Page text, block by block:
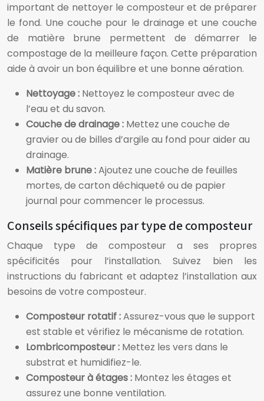
important de nettoyer le composteur et de préparer
le fond. Une couche pour le drainage et une couche
de matière brune permettent de démarrer le
compostage de la meilleure façon. Cette préparation
aide à avoir un bon équilibre et une bonne aération.
Nettoyage : Nettoyez le composteur avec de
l’eau et du savon.
Couche de drainage : Mettez une couche de
gravier ou de billes d’argile au fond pour aider au
drainage.
Matière brune :Ajoutez une couche de feuilles
mortes, de carton déchiqueté ou de papier
journal pour commencer le processus.
Conseils spécifiques par type de composteur
Chaque type de composteur a ses propres
spécificités pour l’installation. Suivez bien les
instructions du fabricant et adaptez l’installation aux
besoins de votre composteur.
Composteur rotatif :Assurez-vous que le support
est stable et vérifiez le mécanisme de rotation.
Lombricomposteur : Mettez les vers dans le
substrat et humidifiez-le.
Composteur à étages : Montez les étages et
assurez une bonne ventilation.